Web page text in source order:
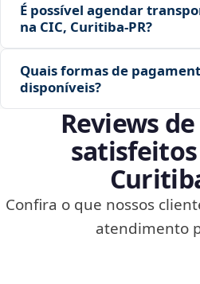
É possível agendar
na CIC, Curitiba‑PR?
Quais formas de
disponíveis?
Reviews
satisfeitos
Confira o que nossos
atendimento